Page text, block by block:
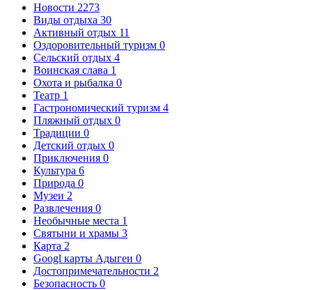
Новости 2273
Виды отдыха 30
Активный отдых 11
Оздоровительный туризм 0
Сельский отдых 4
Воинская слава 1
Охота и рыбалка 0
Театр 1
Гастрономический туризм 4
Пляжный отдых 0
Традиции 0
Детский отдых 0
Приключения 0
Культура 6
Природа 0
Музеи 2
Развлечения 0
Необычные места 1
Святыни и храмы 3
Карта 2
Googl карты Адыгеи 0
Достопримечательности 2
Безопасность 0